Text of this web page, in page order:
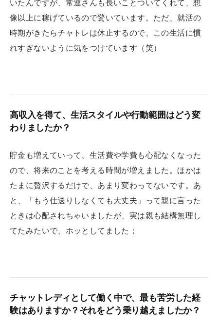
いたんですが、常連さんも長いことついてくれて、想
像以上に稼げているので驚いています。ただ、就活の
時期がきたらチャトレは休止するので、この生活に慣
れすぎないように気をつけています（笑）
高収入を得て、生活スタイルや行動範囲はどう変
わりましたか？
貯金も増えていって、生活費や学費も心配なくなった
ので、将来のことを考える時間が増えました。ほかは
たまに贅沢するだけで、あまり変わってないです。あ
と、「もう仕送りしなくても大丈夫」って親に言った
ときは心配されちゃいましたが、実は親も結構無理し
てたみたいで、ホッとしてました；
チャットレディとして働く中で、最も苦労した経
験はありますか？それをどう乗り越えましたか？